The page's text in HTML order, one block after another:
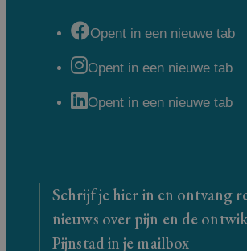
Opent in een nieuwe tab
Opent in een nieuwe tab
Opent in een nieuwe tab
Schrijf je hier in en ontvang
nieuws over pijn en de
Pijnstad in je mailbox